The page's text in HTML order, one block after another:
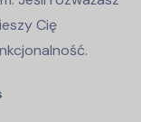
Cię